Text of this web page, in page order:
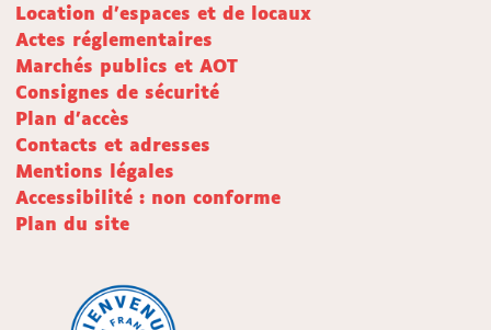
Location d'espaces et de locaux
Actes réglementaires
Marchés publics et AOT
Consignes de sécurité
Plan d'accès
Contacts et adresses
Mentions légales
Accessibilité : non conforme
Plan du site